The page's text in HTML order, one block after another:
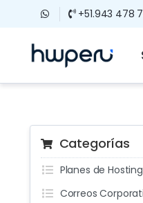
+51.943 478
Categorías
Planes de Hosting
Correos